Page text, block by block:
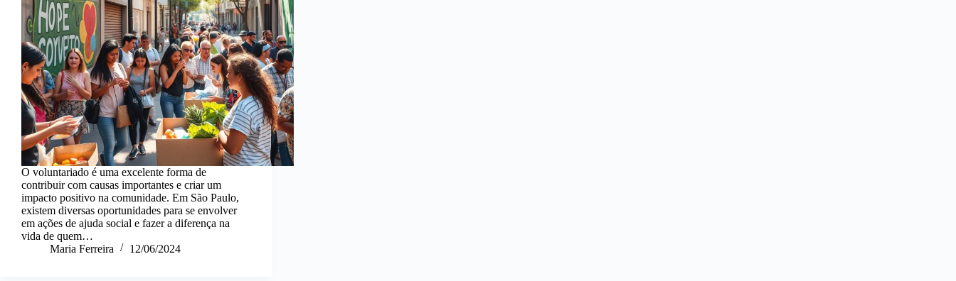
O voluntariado é uma excelente forma de
contribuir com causas importantes e criar um
impacto positivo na comunidade. Em São Paulo,
existem diversas oportunidades para se envolver
em ações de ajuda social e fazer a diferença na
vida de quem…
Maria Ferreira
12/06/2024